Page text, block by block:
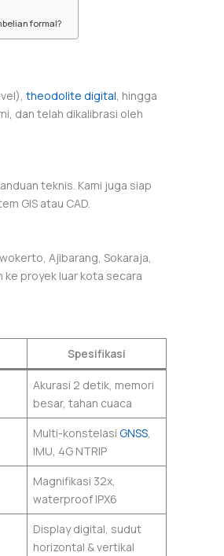
formal?
theodolite digital, hingga
dan telah dikalibrasi oleh
teknis. Kami juga siap
GIS atau CAD.
Ajibarang, Sokaraja,
ke proyek luar kota secara
Spesifikasi
Akurasi 2 detik, memori
besar, tahan cuaca
Multi-konstelasi GNSS,
IMU, 4G NTRIP
Magnifikasi 32x,
waterproof IPX6
Display digital, sudut
horizontal & vertikal